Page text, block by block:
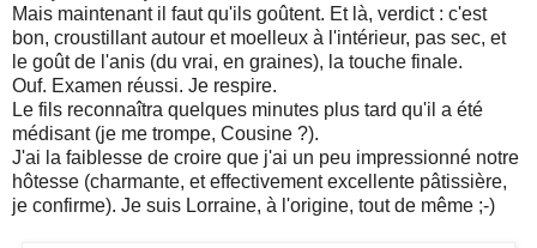
Mais maintenant il faut qu'ils goûtent. Et là, verdict : c'est
bon, croustillant autour et moelleux à l'intérieur, pas sec, et
le goût de l'anis (du vrai, en graines), la touche finale.
Ouf. Examen réussi. Je respire.
Le fils reconnaîtra quelques minutes plus tard qu'il a été
médisant (je me trompe, Cousine ?).
J'ai la faiblesse de croire que j'ai un peu impressionné notre
hôtesse (charmante, et effectivement excellente pâtissière,
je confirme). Je suis Lorraine, à l'origine, tout de même ;-)